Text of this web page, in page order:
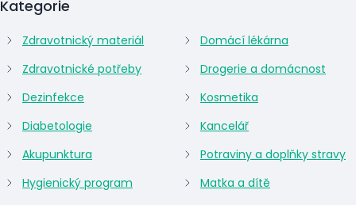
Kategorie
Zdravotnický materiál
Zdravotnické potřeby
Dezinfekce
Diabetologie
Akupunktura
Hygienický program
Domácí lékárna
Drogerie a domácnost
Kosmetika
Kancelář
Potraviny a doplňky stravy
Matka a dítě